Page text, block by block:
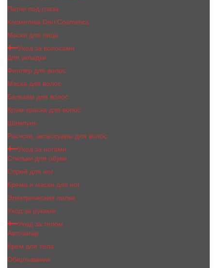
Патчи под глаза
Косметика Dari Cosmetics
Маски для лица
Уход за волосами
Для укладки
Филлер для волос
Маска для волос
Бальзам для волос
Крем-краска для волос
Шампунь
Расчски, аксессуары для волос
Уход за ногами
Стельки для обуви
Спрей для ног
Крема и маски для ног
Электрические пилки
Уход за руками
Уход за телом
Автозагар
Крем для тела
Обертывание